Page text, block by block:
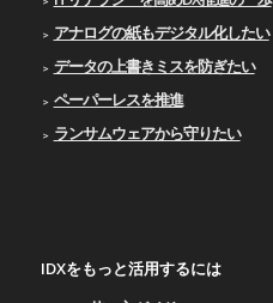
アナログの紙もデジタル化したい
データの上書きミスを防ぎたい
ペーパーレスを推進
ランサムウェアから守りたい
IDXをもっと活用するには